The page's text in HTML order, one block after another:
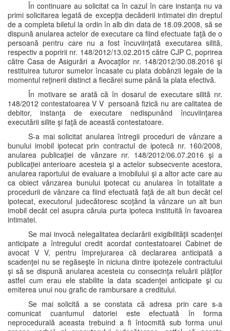
În continuare au solicitat ca în cazul în care instanţa nu va
primi solicitarea legată de excepţia decăderii intimatei din dreptul
de a completa biletul la ordin în alb din data de 18.09.2008, să se
dispună anularea actelor de executare ca fiind efectuate faţă de o
persoană pentru care nu a fost încuviinţată executarea silită,
respectiv a popririi nr. 148/2012/13.02.2015 către CJP C, poprirea
către Casa de Asigurări a Avocaţilor nr. 148/2012/30.08.2016 şi
restituirea tuturor sumelor încasate cu plata dobânzii legale de la
momentul reţinerii distinct a fiecărei sume până la plata efectivă.
În motivare se arată că în dosarul de executare silită nr.
148/2012 contestatoarea V V persoană fizică nu are calitatea de
debitor, instanţa de executare nedispunând încuviinţarea
executării silite şi faţă de această contestatoare.
S-a mai solicitat anularea întregii proceduri de vânzare a
bunului imobil ipotecat prin contractul de ipotecă nr. 160/2008,
anularea publicaţiei de vânzare nr. 148/2012/06.07.2016 şi a
publicaţiei anterioare acesteia şi a actelor subsecvente acestora,
anularea raportului de evaluare a imobilului şi a altor acte care au
ca obiect vânzarea bunului ipotecat cu anularea în totalitate a
procedurii de vânzare ca fiind efectuată faţă de alt bun decât cel
ipotecat, executorul judecătoresc scoţând la vânzare un alt bun
imobil decât cel asupra căruia purta ipoteca instituită în favoarea
intimatei.
Se mai invocă nelegalitatea declarării exigibilităţii scadenţei
anticipate a întregului credit acordat contestatoarei Cabinet de
avocat V V, pentru împrejurarea că declararea anticipată a
scadenţei nu se regăseşte în niciuna dintre ipotezele contractului
şi să se dispună anularea acesteia cu consecinţa reluării plăţilor
astfel cum erau ele stabilite la data scadenţei anticipate şi cu
emiterea unui nou grafic de rambursare a creditului.
Se mai solicită a se constata că adresa prin care s-a
comunicat cuantumul datoriei este efectuată în forma
neprocedurală aceasta trebuind a fi întocmită sub forma unui